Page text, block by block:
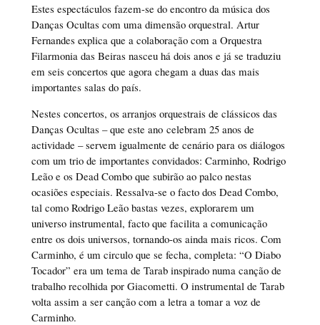
Estes espectáculos fazem-se do encontro da música dos
Danças Ocultas com uma dimensão orquestral. Artur
Fernandes explica que a colaboração com a Orquestra
Filarmonia das Beiras nasceu há dois anos e já se traduziu
em seis concertos que agora chegam a duas das mais
importantes salas do país.
Nestes concertos, os arranjos orquestrais de clássicos das
Danças Ocultas – que este ano celebram 25 anos de
actividade – servem igualmente de cenário para os diálogos
com um trio de importantes convidados: Carminho, Rodrigo
Leão e os Dead Combo que subirão ao palco nestas
ocasiões especiais. Ressalva-se o facto dos Dead Combo,
tal como Rodrigo Leão bastas vezes, explorarem um
universo instrumental, facto que facilita a comunicação
entre os dois universos, tornando-os ainda mais ricos. Com
Carminho, é um circulo que se fecha, completa: “O Diabo
Tocador” era um tema de Tarab inspirado numa canção de
trabalho recolhida por Giacometti. O instrumental de Tarab
volta assim a ser canção com a letra a tomar a voz de
Carminho.